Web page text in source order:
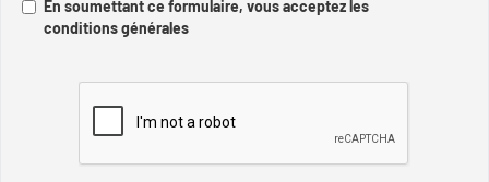
En soumettant ce formulaire, vous acceptez les
conditions générales